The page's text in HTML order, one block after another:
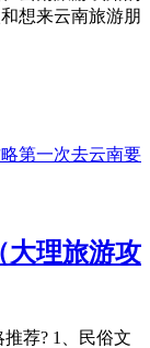
想来云南旅游朋
大理旅游攻
荐? 1、民俗文